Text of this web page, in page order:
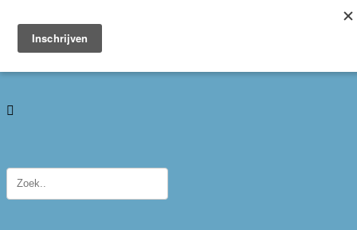
Toggle navigation